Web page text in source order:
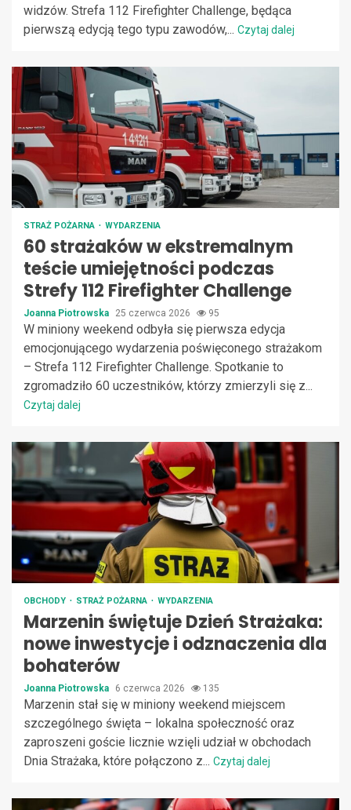
widzów. Strefa 112 Firefighter Challenge, będąca
pierwszą edycją tego typu zawodów,... Czytaj dalej
STRAŻ POŻARNA WYDARZENIA
60 strażaków w ekstremalnym
teście umiejętności podczas
Strefy 112 Firefighter Challenge
Joanna Piotrowska 25 czerwca 2026 95
W miniony weekend odbyła się pierwsza edycja
emocjonującego wydarzenia poświęconego strażakom
– Strefa 112 Firefighter Challenge. Spotkanie to
zgromadziło 60 uczestników, którzy zmierzyli się z...
Czytaj dalej
OBCHODY STRAŻ POŻARNA WYDARZENIA
Marzenin świętuje Dzień Strażaka:
nowe inwestycje i odznaczenia dla
bohaterów
Joanna Piotrowska 6 czerwca 2026 135
Marzenin stał się w miniony weekend miejscem
szczególnego święta – lokalna społeczność oraz
zaproszeni goście licznie wzięli udział w obchodach
Dnia Strażaka, które połączono z... Czytaj dalej